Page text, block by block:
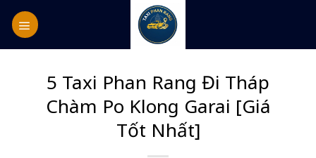
Skip
to
content
5 Taxi Phan Rang Đi Tháp
Chàm Po Klong Garai [Giá
Tốt Nhất]